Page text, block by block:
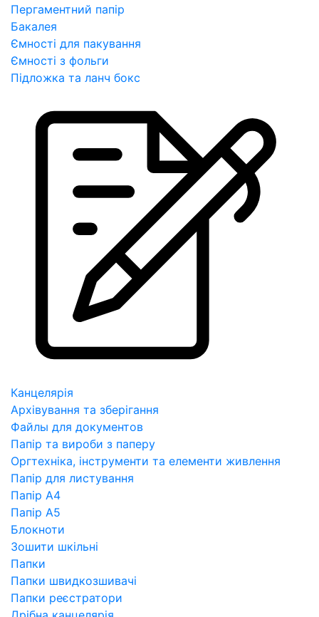
Пергаментний папір
Бакалея
Ємності для пакування
Ємності з фольги
Підложка та ланч бокс
Канцелярія
Архівування та зберігання
Файлы для документов
Папір та вироби з паперу
Оргтехніка, інструменти та елементи живлення
Папір для листування
Папір А4
Папір А5
Блокноти
Зошити шкільні
Папки
Папки швидкозшивачі
Папки реєстратори